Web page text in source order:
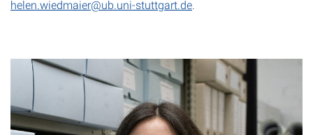
helen.wiedmaier@ub.uni-stuttgart.de